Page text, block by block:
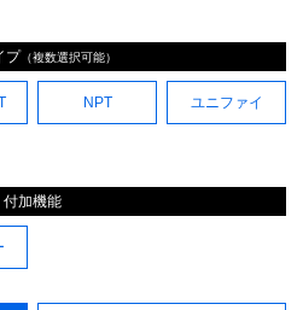
プ （複数選択可能）
NPT ユニファイ
付加機能